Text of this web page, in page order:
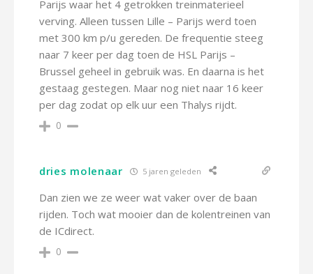
Parijs waar het 4 getrokken treinmaterieel
verving. Alleen tussen Lille – Parijs werd toen
met 300 km p/u gereden. De frequentie steeg
naar 7 keer per dag toen de HSL Parijs –
Brussel geheel in gebruik was. En daarna is het
gestaag gestegen. Maar nog niet naar 16 keer
per dag zodat op elk uur een Thalys rijdt.
0
dries molenaar 5 jaren geleden
Dan zien we ze weer wat vaker over de baan
rijden. Toch wat mooier dan de kolentreinen van
de ICdirect.
0